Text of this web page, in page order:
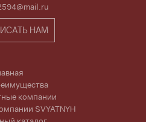
НАМ
компании
SVYATNYH